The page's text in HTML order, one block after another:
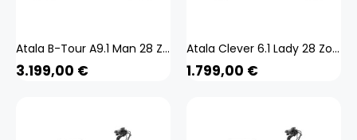
Atala B-Tour A9.1 Man 28 Zoll E-Bike E Trekkingrad Pedelec Trekkingbike 700c Bosch
3.199,00 €
Atala Clever 6.1 Lady 28 Zoll E-Bike E Trekkingrad Pedelec Trekkingbike 700c
1.799,00 €